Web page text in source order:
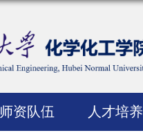
师资队伍 人才培养